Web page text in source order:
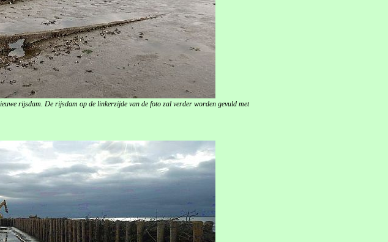
rijsdam. De rijsdam op de linkerzijde van de foto zal verder worden gevuld met